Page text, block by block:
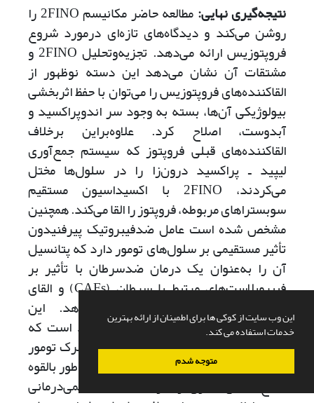
این وب سایت از کوکی ها برای اطمینان از ارائه بهترین
خدمات استفاده می کند.
متوجه شدم
نتیجه‌گیری نهایی:
مطالعه حاضر مکانیسم 2‌FINO را
روشن می‌کند و دیدگاه‌های تازه‌ای در‌مورد شروع
فروپتوزیس ارائه می‌دهد. تجزیه‌و‌تحلیل 2‌FINO و
مشتقات آن نشان می‌دهد این دسته نوظهور از
القاکننده‌های فروپتوزیس را می‌توان با حفظ اثربخشی
بیولوژیکی آن‌ها، بسته به وجود سر اندوپراکسید و
آبدوست، اصلاح کرد. علاوه‌بر‌این برخلاف
القاکننده‌های قبلی فروپتوز که سیستم جمع‌آوری
لیپید ـ پراکسید درون‌زا را در سلول‌ها مختل
می‌کردند، 2‌FINO با اکسیداسیون مستقیم
سوبستراهای مربوطه، فروپتوز را القا می‌کند. همچنین
مشخص شده است عامل ضدفیبروتیک پیرفنیدون
تأثیر مستقیمی بر سلول‌های تومور دارد که پتانسیل
آن را به‌عنوان یک درمان ضد‌سرطان با تأثیر بر
فیبروبلاست‌های مرتبط با سرطان (CAFs) و القای
مرگ سلول‌های تومور نشان می‌دهد. این
نشان‌دهنده یک استراتژی درمانی جدید است که
دارو را برای هدف قرار دادن CAFهای محرک تومور
در کنار سلول‌های تومور تغییر می‌دهد و به‌طور بالقوه
نتایج بالینی بهتری را در مقایسه با شیمی‌درمانی